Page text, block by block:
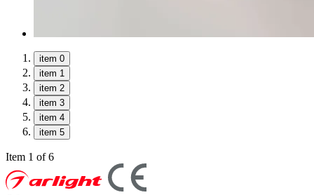
item 0
item 1
item 2
item 3
item 4
item 5
Item 1 of 6